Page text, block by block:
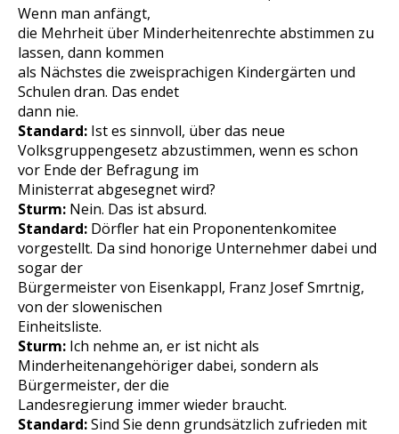
Wenn man anfängt,
die Mehrheit über Minderheitenrechte abstimmen zu
lassen, dann kommen
als Nächstes die zweisprachigen Kindergärten und
Schulen dran. Das endet
dann nie.
Standard: Ist es sinnvoll, über das neue
Volksgruppengesetz abzustimmen, wenn es schon
vor Ende der Befragung im
Ministerrat abgesegnet wird?
Sturm: Nein. Das ist absurd.
Standard: Dörfler hat ein Proponentenkomitee
vorgestellt. Da sind honorige Unternehmer dabei und
sogar der
Bürgermeister von Eisenkappl, Franz Josef Smrtnig,
von der slowenischen
Einheitsliste.
Sturm: Ich nehme an, er ist nicht als
Minderheitenangehöriger dabei, sondern als
Bürgermeister, der die
Landesregierung immer wieder braucht.
Standard:Sind Sie denn grundsätzlich zufrieden mit